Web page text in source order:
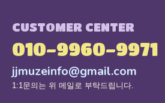
CUSTOMER CENTER
010-9960-9971
jjmuzeinfo@gmail.com
1:1문의는 위 메일로 부탁드립니다.